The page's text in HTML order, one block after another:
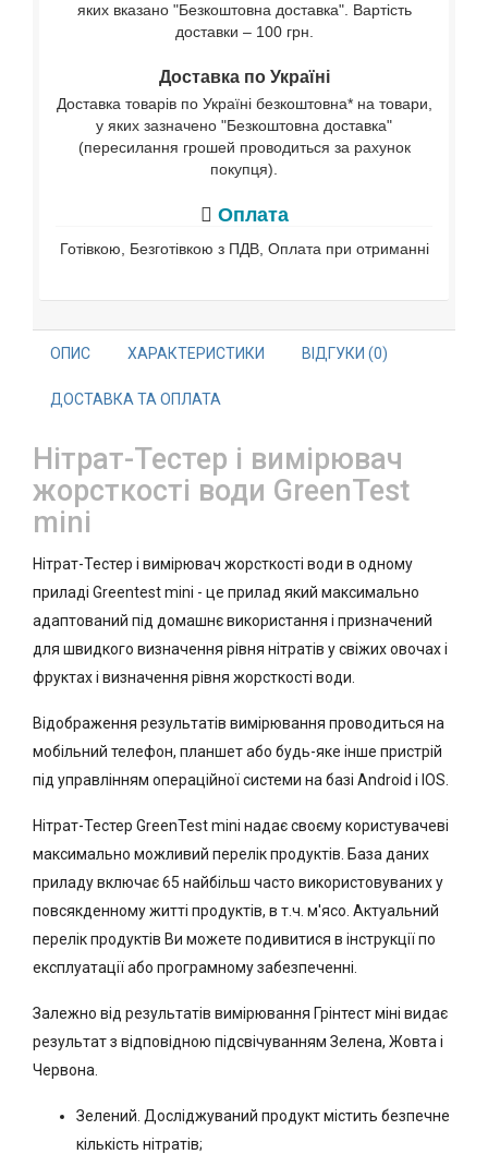
яких вказано "Безкоштовна доставка". Вартість
доставки – 100 грн.
Доставка по Україні
Доставка товарів по Україні безкоштовна* на товари,
у яких зазначено "Безкоштовна доставка"
(пересилання грошей проводиться за рахунок
покупця).
Оплата
Готівкою, Безготівкою з ПДВ, Оплата при отриманні
ОПИС ХАРАКТЕРИСТИКИ ВІДГУКИ (0)
ДОСТАВКА ТА ОПЛАТА
Нітрат-Тестер і вимірювач
жорсткості води GreenTest
mini
Нітрат-Тестер і вимірювач жорсткості води в одному
приладі Greentest mini - це прилад який максимально
адаптований під домашнє використання і призначений
для швидкого визначення рівня нітратів у свіжих овочах і
фруктах і визначення рівня жорсткості води.
Відображення результатів вимірювання проводиться на
мобільний телефон, планшет або будь-яке інше пристрій
під управлінням операційної системи на базі Android і IOS.
Нітрат-Тестер GreenTest mini надає своєму користувачеві
максимально можливий перелік продуктів. База даних
приладу включає 65 найбільш часто використовуваних у
повсякденному житті продуктів, в т.ч. м'ясо. Актуальний
перелік продуктів Ви можете подивитися в інструкції по
експлуатації або програмному забезпеченні.
Залежно від результатів вимірювання Грінтест міні видає
результат з відповідною підсвічуванням Зелена, Жовта і
Червона.
Зелений. Досліджуваний продукт містить безпечне
кількість нітратів;